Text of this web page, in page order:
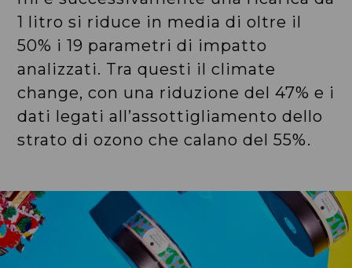
1 litro si riduce in media di oltre il
50% i 19 parametri di impatto
analizzati. Tra questi il climate
change, con una riduzione del 47% e i
dati legati all’assottigliamento dello
strato di ozono che calano del 55%.